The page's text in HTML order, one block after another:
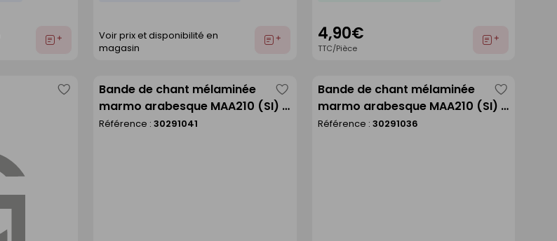
Ajouter
Voir prix et disponibilité en
magasin
Ajouter
4,90€
TTC/Pièce
Ajouter
Enregistrer
comme
Bande de chant mélaminée
marmo arabesque MAA210 (SI) -
650 x 44 mm
Référence : 30291041
Enregistrer
comme
Bande de chant mélaminée
marmo arabesque MAA210 (SI) -
5000 x 44 mm
Référence : 30291036
comme